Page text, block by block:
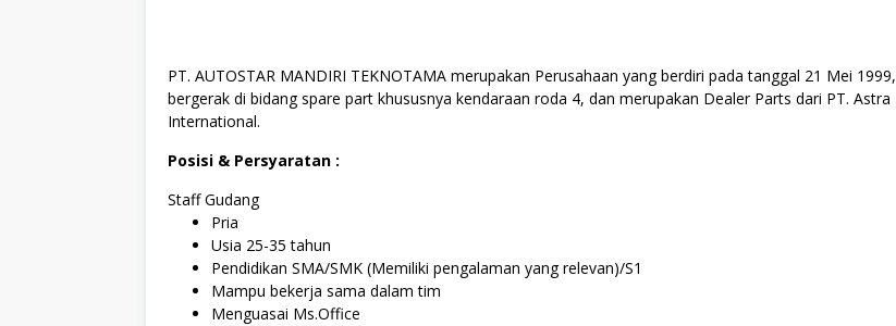
PT. AUTOSTAR MANDIRI TEKNOTAMA merupakan Perusahaan yang berdiri pada tanggal 21 Mei 1999,
bergerak di bidang spare part khususnya kendaraan roda 4, dan merupakan Dealer Parts dari PT. Astra
International.
Posisi & Persyaratan :
Staff Gudang
Pria
Usia 25-35 tahun
Pendidikan SMA/SMK (Memiliki pengalaman yang relevan)/S1
Mampu bekerja sama dalam tim
Menguasai Ms.Office